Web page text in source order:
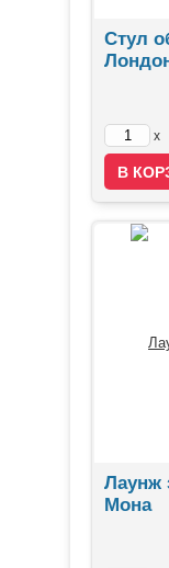
Стул
x
Лаунж
Мона